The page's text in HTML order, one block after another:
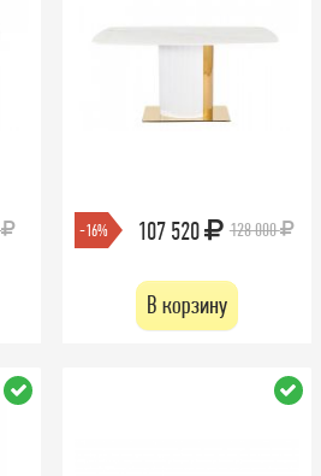
-16% 107 520 128 000
В корзину